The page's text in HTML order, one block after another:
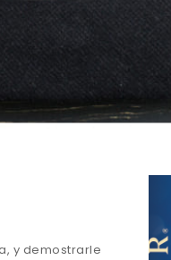
y demostrarle